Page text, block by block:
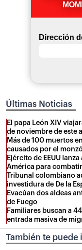
Dirección
Últimas Noticias
El papa León XIV
de noviembre de este
Más de 100 muertos
causados por el
Ejército de EEUU
América para
Tribunal colombiano
investidura de De la
Evacúan dos aldeas
de Fuego
Familiares buscan a
entrada masiva de
También te puede